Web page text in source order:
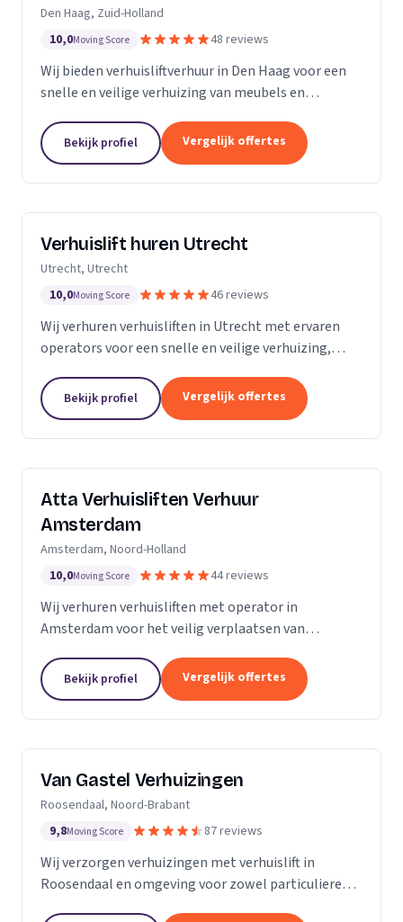
Den Haag, Zuid-Holland
10,0Moving Score 48 reviews
Wij bieden verhuisliftverhuur in Den Haag voor een
snelle en veilige verhuizing van meubels en
Bekijk profiel Vergelijk offertes
Verhuislift huren Utrecht
Utrecht, Utrecht
10,0Moving Score 46 reviews
Wij verhuren verhuisliften in Utrecht met ervaren
operators voor een snelle en veilige verhuizing,
Bekijk profiel Vergelijk offertes
Atta Verhuisliften Verhuur
Amsterdam
Amsterdam, Noord-Holland
10,0Moving Score 44 reviews
Wij verhuren verhuisliften met operator in
Amsterdam voor het veilig verplaatsen van
Bekijk profiel Vergelijk offertes
Van Gastel Verhuizingen
Roosendaal, Noord-Brabant
9,8Moving Score 87 reviews
Wij verzorgen verhuizingen met verhuislift in
Roosendaal en omgeving voor zowel particulieren